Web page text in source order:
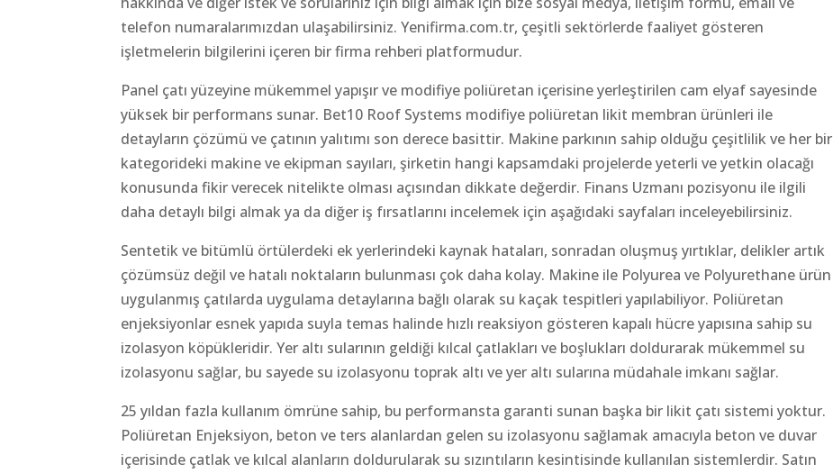
telefon numaralarımızdan ulaşabilirsiniz. Yenifirma.com.tr, çeşitli sektörlerde faaliyet gösteren
işletmelerin bilgilerini içeren bir firma rehberi platformudur.
Panel çatı yüzeyine mükemmel yapışır ve modifiye poliüretan içerisine yerleştirilen cam elyaf sayesinde
yüksek bir performans sunar. Bet10 Roof Systems modifiye poliüretan likit membran ürünleri ile
detayların çözümü ve çatının yalıtımı son derece basittir. Makine parkının sahip olduğu çeşitlilik ve her bir
kategorideki makine ve ekipman sayıları, şirketin hangi kapsamdaki projelerde yeterli ve yetkin olacağı
konusunda fikir verecek nitelikte olması açısından dikkate değerdir. Finans Uzmanı pozisyonu ile ilgili
daha detaylı bilgi almak ya da diğer iş fırsatlarını incelemek için aşağıdaki sayfaları inceleyebilirsiniz.
Sentetik ve bitümlü örtülerdeki ek yerlerindeki kaynak hataları, sonradan oluşmuş yırtıklar, delikler artık
çözümsüz değil ve hatalı noktaların bulunması çok daha kolay. Makine ile Polyurea ve Polyurethane ürün
uygulanmış çatılarda uygulama detaylarına bağlı olarak su kaçak tespitleri yapılabiliyor. Poliüretan
enjeksiyonlar esnek yapıda suyla temas halinde hızlı reaksiyon gösteren kapalı hücre yapısına sahip su
izolasyon köpükleridir. Yer altı sularının geldiği kılcal çatlakları ve boşlukları doldurarak mükemmel su
izolasyonu sağlar, bu sayede su izolasyonu toprak altı ve yer altı sularına müdahale imkanı sağlar.
25 yıldan fazla kullanım ömrüne sahip, bu performansta garanti sunan başka bir likit çatı sistemi yoktur.
Poliüretan Enjeksiyon, beton ve ters alanlardan gelen su izolasyonu sağlamak amacıyla beton ve duvar
içerisinde çatlak ve kılcal alanların doldurularak su sızıntıların kesintisinde kullanılan sistemlerdir. Satın